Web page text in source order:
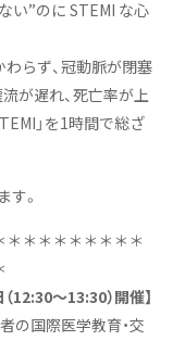
い”のに STEMI な心
わらず、冠動脈が閉塞
が遅れ、死亡率が上
」を1時間で総ざ
。
＊＊＊＊＊＊＊＊
12:30～13:30）開催】
の国際医学教育・交